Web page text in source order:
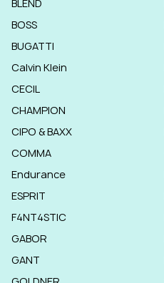
BLEND
BOSS
BUGATTI
Calvin Klein
CECIL
CHAMPION
CIPO & BAXX
COMMA
Endurance
ESPRIT
F4NT4STIC
GABOR
GANT